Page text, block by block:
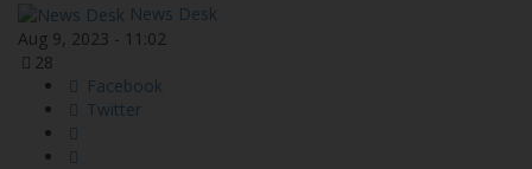
News Desk
Aug 9, 2023 - 11:02
28
Facebook
Twitter